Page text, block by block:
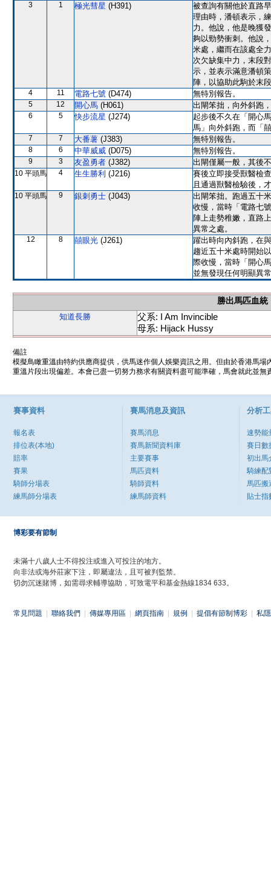
3 1 極光彗星 (H391)
被查詢有關他於直路
理由時，潘頓表示，
力。他說，他是晚獲
夠以勁勢衝刺。他說
米處，繼而在該處全
次欠缺集中力，末段
示，並表示滿意潘頓
陣，以協助此駒於末
4 11 電路七號 (D474) 無特別報告。
5 12 開心馬 (H061) 出閘笨拙，向外斜跑
6 5 快步流星 (J274)
起步後不久在「開心
馬」向外斜跑，而「
7 7 大番薯 (J383) 無特別報告。
8 6 中華威威 (D075) 無特別報告。
9 3 友盈勇者 (J382) 出閘僅屬一般，其後
10 平頭馬 4 生生勝利 (J216)
賽後立即接受獸醫檢
且通過獸醫檢驗後，
10 平頭馬 9 銀刺勇士 (J043)
出閘笨拙。跑過五十
收慢，當時「電路七
陣上走勢稚嫩，直路
異常之處。
12 8 囍眼光 (J261)
躍出時向內斜跑，在
趨近五十米處時開始
際收慢，當時「開心
並無發現任何明顯異
勝出馬匹血統
知道長勝
父系: I Am Invincible
母系: Hijack Hussy
備註
模擬鳥瞰重溫由特約供應商提供，供馬迷作個人娛樂資訊之用。但由於香港馬
重溫片段出現偏差。本會已盡一切努力務求有關資料盡可能準確，馬會就此並
賽事資料
報名表
排位表(本地)
賠率
賽果
騎師分場表
練馬師分場表
賽馬消息及資訊
賽馬消息
賽馬新聞資料庫
主要賽事
馬匹資料
騎師資料
練馬師資料
分析
速勢能
賽日數
初出馬
騎練配
馬匹搬
貼士指
博彩要有節制
未滿十八歲人士不得投注或進入可投注的地方。
向非法或海外莊家下注，即屬違法，且可被判監禁。
切勿沉迷賭博，如需尋求輔導協助，可致電平和基金熱線1834 633。
常見問題 聯絡我們 傳媒專用區 網頁指南 規例 提倡有節制博彩 私